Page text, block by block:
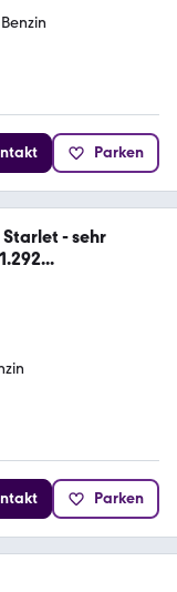
Benzin
Parken
- sehr
Parken